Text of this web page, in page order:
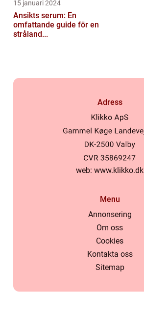
15 januari 2024
Ansikts serum: En
omfattande guide för en
stråland...
Adress
web: www.klikko.dk
Menu
Annonsering
Om oss
Cookies
Kontakta oss
Sitemap